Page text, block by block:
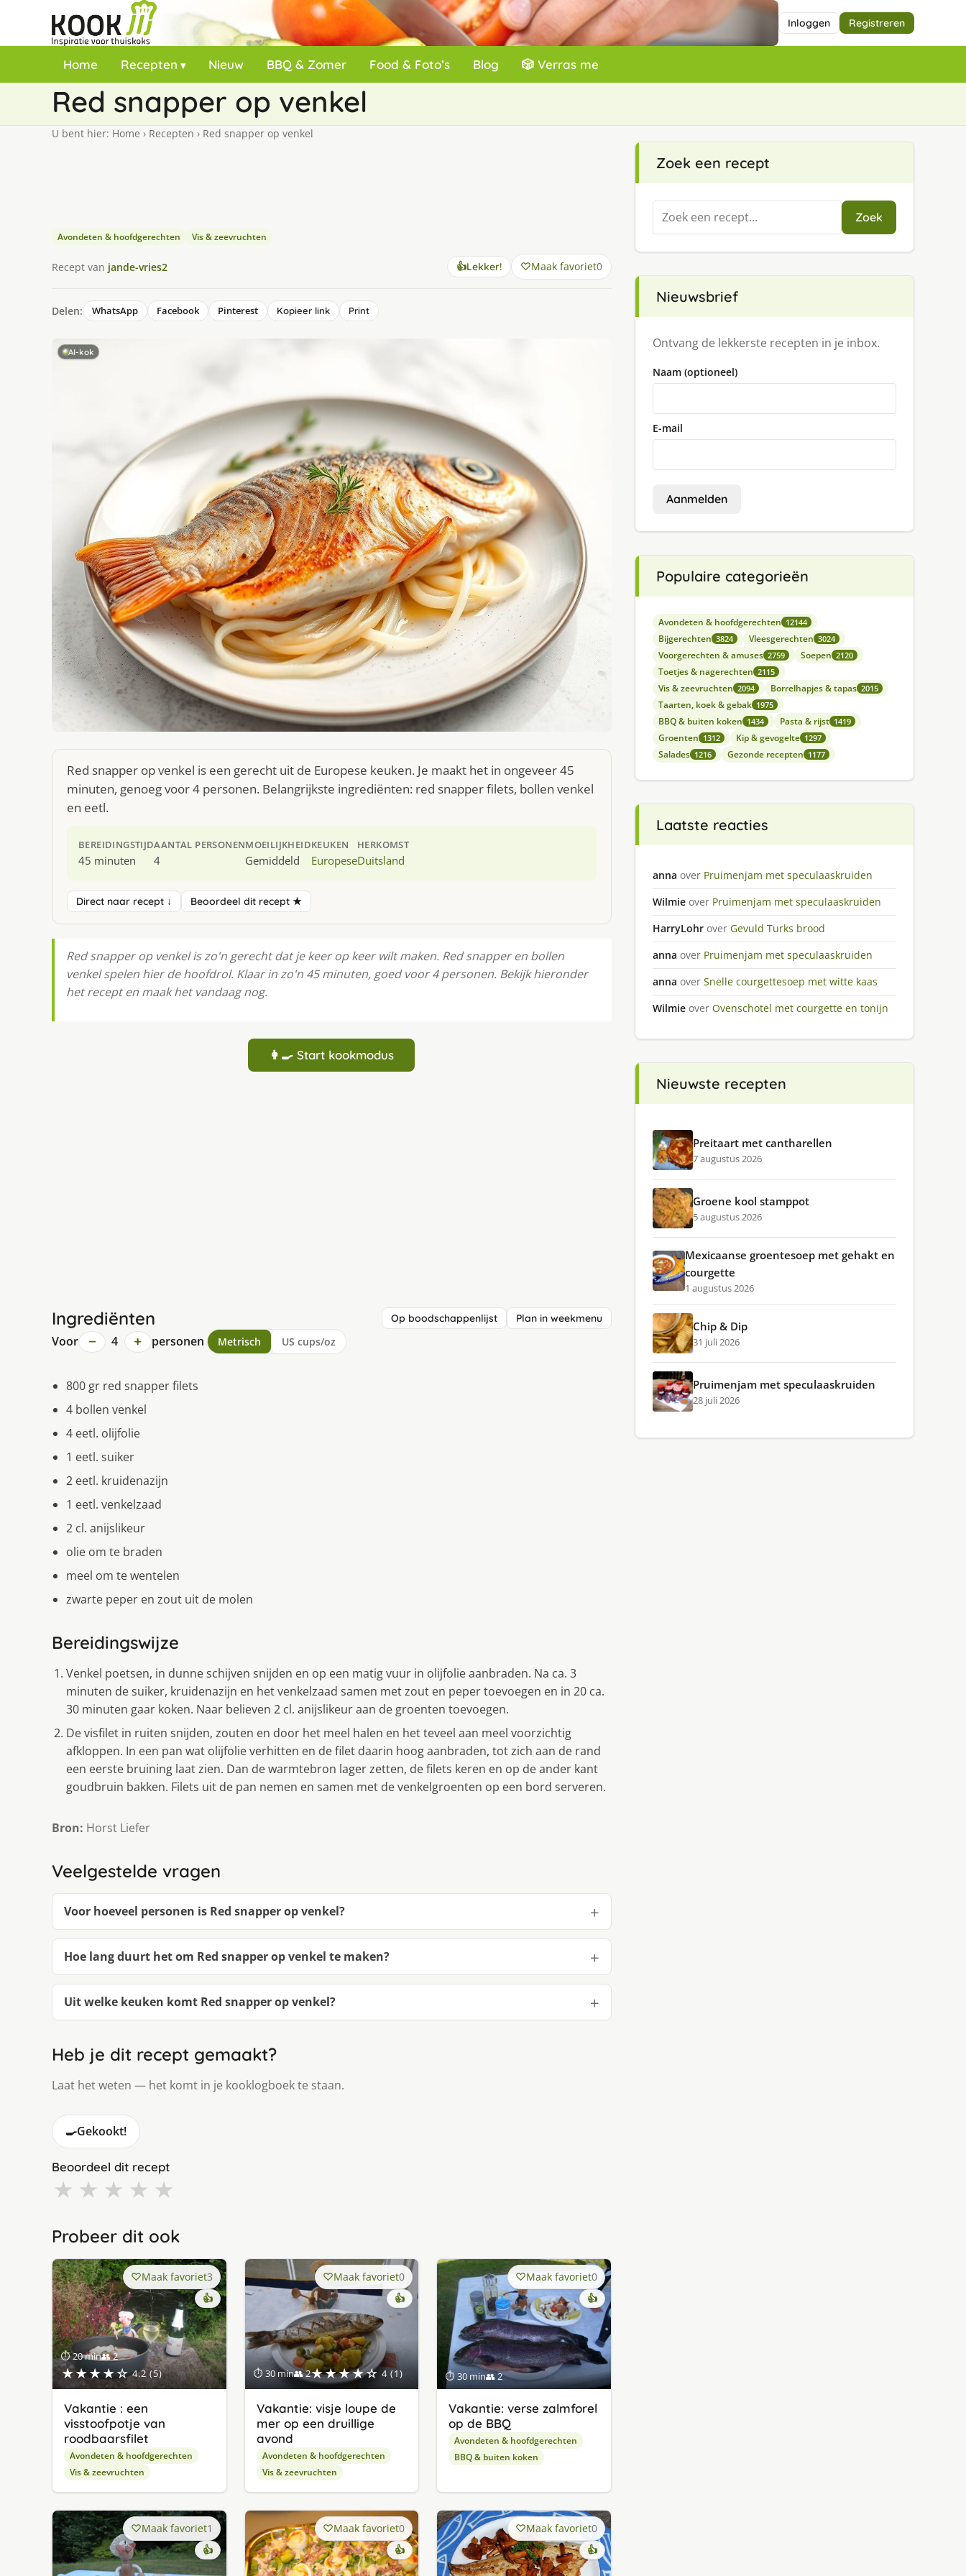
Inloggen Registreren
Home Recepten Nieuw BBQ & Zomer Food & Foto’s Blog 🎲 Verras me
Red snapper op venkel
U bent hier: Home › Recepten › Red snapper op venkel
Avondeten & hoofdgerechten Vis & zeevruchten
Recept van jande-vries2 👍Lekker! Maak favoriet0
Delen: WhatsApp Facebook Pinterest Kopieer link Print
AI-kok
Red snapper op venkel is een gerecht uit de Europese keuken. Je maakt het in ongeveer 45
minuten, genoeg voor 4 personen. Belangrijkste ingrediënten: red snapper filets, bollen venkel
en eetl.
BEREIDINGSTIJD
45 minuten
AANTAL PERSONEN
4
MOEILIJKHEID
Gemiddeld
KEUKEN
Europese
HERKOMST
Duitsland
Direct naar recept ↓ Beoordeel dit recept ★
Red snapper op venkel is zo'n gerecht dat je keer op keer wilt maken. Red snapper en bollen
venkel spelen hier de hoofdrol. Klaar in zo'n 45 minuten, goed voor 4 personen. Bekijk hieronder
het recept en maak het vandaag nog.
👩‍🍳 Start kookmodus
Ingrediënten Op boodschappenlijst Plan in weekmenu
Voor − 4 + personen Metrisch US cups/oz
800 gr red snapper filets
4 bollen venkel
4 eetl. olijfolie
1 eetl. suiker
2 eetl. kruidenazijn
1 eetl. venkelzaad
2 cl. anijslikeur
olie om te braden
meel om te wentelen
zwarte peper en zout uit de molen
Bereidingswijze
Venkel poetsen, in dunne schijven snijden en op een matig vuur in olijfolie aanbraden. Na ca. 3
minuten de suiker, kruidenazijn en het venkelzaad samen met zout en peper toevoegen en in 20 ca.
30 minuten gaar koken. Naar believen 2 cl. anijslikeur aan de groenten toevoegen.
De visfilet in ruiten snijden, zouten en door het meel halen en het teveel aan meel voorzichtig
afkloppen. In een pan wat olijfolie verhitten en de filet daarin hoog aanbraden, tot zich aan de rand
een eerste bruining laat zien. Dan de warmtebron lager zetten, de filets keren en op de ander kant
goudbruin bakken. Filets uit de pan nemen en samen met de venkelgroenten op een bord serveren.
Bron: Horst Liefer
Veelgestelde vragen
Voor hoeveel personen is Red snapper op venkel?
Hoe lang duurt het om Red snapper op venkel te maken?
Uit welke keuken komt Red snapper op venkel?
Heb je dit recept gemaakt?
Laat het weten — het komt in je kooklogboek te staan.
🍳Gekookt!
Beoordeel dit recept
★ ★ ★ ★ ★
Probeer dit ook
⏱ 20 min👥 2
★★★★☆ 4.2 (5)
Maak favoriet3
👍
Vakantie : een
visstoofpotje van
roodbaarsfilet
Avondeten & hoofdgerechten
Vis & zeevruchten
⏱ 30 min👥 2★★★★☆ 4 (1)
Maak favoriet0
👍
Vakantie: visje loupe de
mer op een druillige
avond
Avondeten & hoofdgerechten
Vis & zeevruchten
⏱ 30 min👥 2
Maak favoriet0
👍
Vakantie: verse zalmforel
op de BBQ
Avondeten & hoofdgerechten
BBQ & buiten koken
Maak favoriet1
👍
Maak favoriet0
👍
Maak favoriet0
👍
Zoek een recept
Zoeken
naar:
Zoek
Nieuwsbrief
Ontvang de lekkerste recepten in je inbox.
Naam (optioneel)
E-mail
Aanmelden
Populaire categorieën
Avondeten & hoofdgerechten 12144
Bijgerechten 3824 Vleesgerechten 3024
Voorgerechten & amuses 2759 Soepen 2120
Toetjes & nagerechten 2115
Vis & zeevruchten 2094 Borrelhapjes & tapas 2015
Taarten, koek & gebak 1975
BBQ & buiten koken 1434 Pasta & rijst 1419
Groenten 1312 Kip & gevogelte 1297
Salades 1216 Gezonde recepten 1177
Laatste reacties
anna over Pruimenjam met speculaaskruiden
Wilmie over Pruimenjam met speculaaskruiden
HarryLohr over Gevuld Turks brood
anna over Pruimenjam met speculaaskruiden
anna over Snelle courgettesoep met witte kaas
Wilmie over Ovenschotel met courgette en tonijn
Nieuwste recepten
Preitaart met cantharellen
7 augustus 2026
Groene kool stamppot
5 augustus 2026
Mexicaanse groentesoep met gehakt en
courgette
1 augustus 2026
Chip & Dip
31 juli 2026
Pruimenjam met speculaaskruiden
28 juli 2026